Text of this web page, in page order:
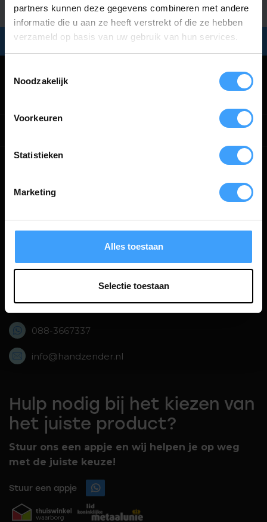
partners kunnen deze gegevens combineren met andere
informatie die u aan ze heeft verstrekt of die ze hebben
verzameld op basis van uw gebruik van hun services.
Noodzakelijk
Voorkeuren
Statistieken
Marketing
Alles toestaan
Selectie toestaan
Snel in huis: bezorgingbinnen2 werkdagen
Handzender.nl
088-3667337
088-3667337
info@handzender.nl
Hulp nodig bij het kiezen van
het juiste product?
Stuur ons een appje en wij helpen je op weg
met de juiste keuze!
Stuur een appje